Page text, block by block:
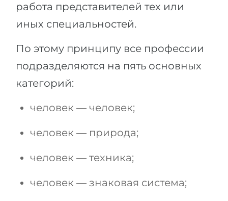
работа представителей тех или
иных специальностей.
По этому принципу все профессии
подразделяются на пять основных
категорий:
человек — человек;
человек — природа;
человек — техника;
человек — знаковая система;